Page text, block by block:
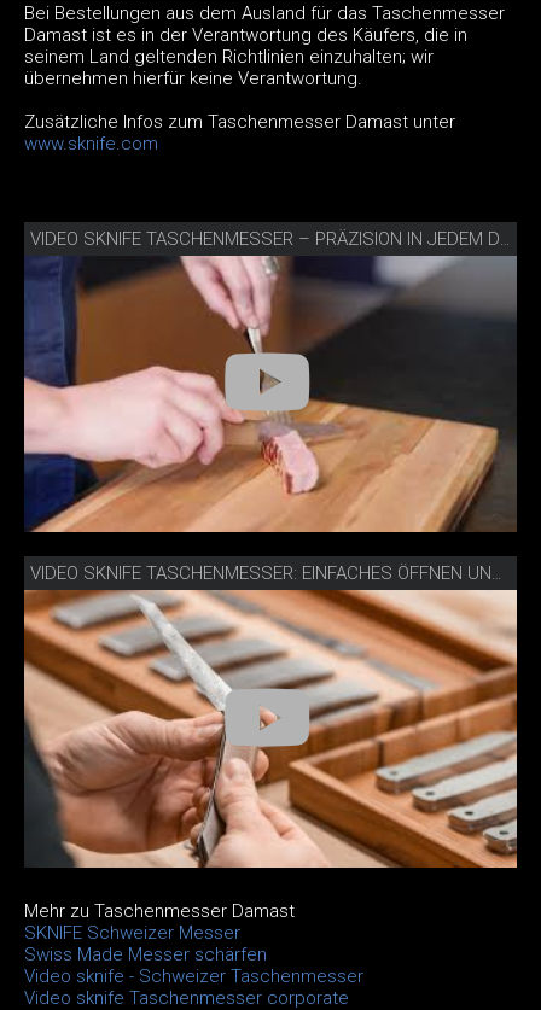
Bei Bestellungen aus dem Ausland für das Taschenmesser
Damast ist es in der Verantwortung des Käufers, die in
seinem Land geltenden Richtlinien einzuhalten; wir
übernehmen hierfür keine Verantwortung.
Zusätzliche Infos zum Taschenmesser Damast unter
www.sknife.com
VIDEO SKNIFE TASCHENMESSER: EINFACHES ÖFFNEN UND SCHLIESSEN
Mehr zu Taschenmesser Damast
SKNIFE Schweizer Messer
Swiss Made Messer schärfen
Video sknife - Schweizer Taschenmesser
Video sknife Taschenmesser corporate